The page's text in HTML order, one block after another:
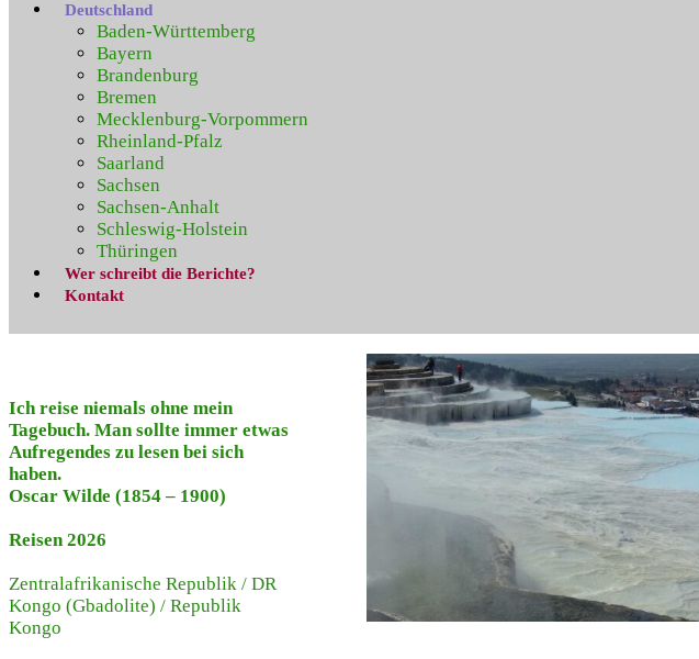
Deutschland
Baden-Württemberg
Bayern
Brandenburg
Bremen
Mecklenburg-Vorpommern
Rheinland-Pfalz
Saarland
Sachsen
Sachsen-Anhalt
Schleswig-Holstein
Thüringen
Wer schreibt die Berichte?
Kontakt
Ich reise niemals ohne mein
Tagebuch. Man sollte immer etwas
Aufregendes zu lesen bei sich
haben.
Oscar Wilde (1854 – 1900)
Reisen 2026
Zentralafrikanische Republik / DR
Kongo (Gbadolite) / Republik
Kongo